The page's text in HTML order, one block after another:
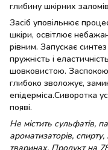
глибину шкірних
Засіб уповільнює
шкіри, освітлює
рівним. Запускає
пружність і
шовковистою.
глибоко зволожує,
епідерміса.Сиворотка
появі.
Не містить сульфатів,
ароматизаторів,
тваринах. Продукт на